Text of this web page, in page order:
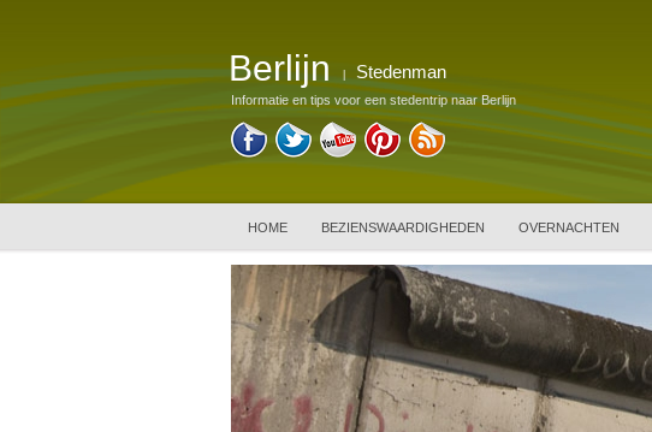
Berlijn Stedenman
Informatie en tips voor een stedentrip naar Berlijn
HOME BEZIENSWAARDIGHEDEN OVERNACHTEN